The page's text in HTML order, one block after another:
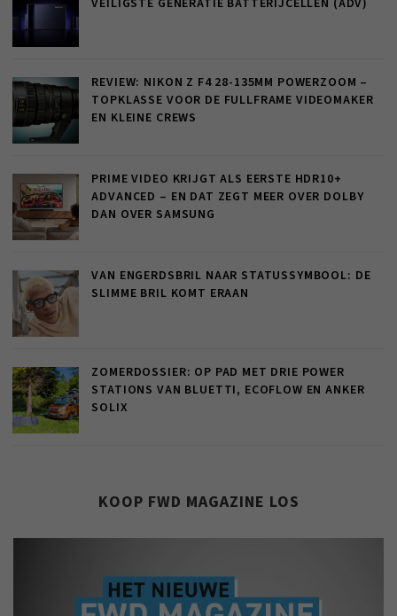
REVIEW: NIKON Z F4 28-135MM POWERZOOM –
TOPKLASSE VOOR DE FULLFRAME VIDEOMAKER
EN KLEINE CREWS
PRIME VIDEO KRIJGT ALS EERSTE HDR10+
ADVANCED – EN DAT ZEGT MEER OVER DOLBY
DAN OVER SAMSUNG
VAN ENGERDSBRIL NAAR STATUSSYMBOOL: DE
SLIMME BRIL KOMT ERAAN
ZOMERDOSSIER: OP PAD MET DRIE POWER
STATIONS VAN BLUETTI, ECOFLOW EN ANKER
SOLIX
KOOP FWD MAGAZINE LOS